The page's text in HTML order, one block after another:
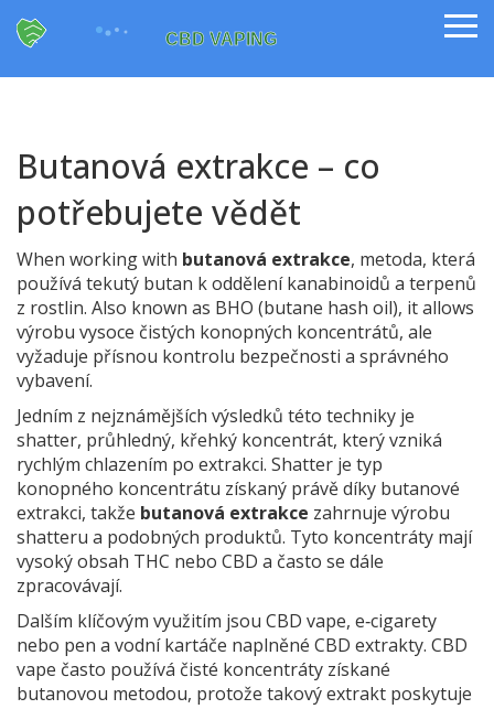
Butanová extrakce – co
potřebujete vědět
When working with butanová extrakce, metoda, která
používá tekutý butan k oddělení kanabinoidů a terpenů
z rostlin. Also known as BHO (butane hash oil), it allows
výrobu vysoce čistých konopných koncentrátů, ale
vyžaduje přísnou kontrolu bezpečnosti a správného
vybavení.
Jedním z nejznámějších výsledků této techniky je
shatter, průhledný, křehký koncentrát, který vzniká
rychlým chlazením po extrakci. Shatter je typ
konopného koncentrátu získaný právě díky butanové
extrakci, takže butanová extrakce zahrnuje výrobu
shatteru a podobných produktů. Tyto koncentráty mají
vysoký obsah THC nebo CBD a často se dále
zpracovávají.
Dalším klíčovým využitím jsou CBD vape, e‑cigarety
nebo pen a vodní kartáče naplněné CBD extrakty. CBD
vape často používá čisté koncentráty získané
butanovou metodou, protože takový extrakt poskytuje